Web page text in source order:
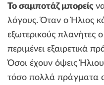
Το σαμποτάζ μπορείς
λόγους. Όταν ο Ήλιος
εξωτερικούς πλανήτες
περιμένει εξαιρετικά
Όσοι έχουν όψεις
τόσο πολλά πράγματα